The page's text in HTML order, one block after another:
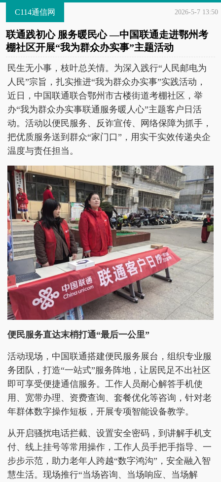
C114通信网 2026-5-7 13:50
联通践初心 服务暖民心 —中国联通走进鄂州考
棚社区开展“我为群众办实事”主题活动
民生无小事，枝叶总关情。为深入践行“人民邮电为
人民”宗旨，扎实推进“我为群众办实事”实践活动，
近日，中国联通联合鄂州市古楼街道考棚社区，举
办“我为群众办实事联通服务暖人心”主题客户日活
动。活动以便民服务、反诈宣传、网络保障为抓手，
把优质服务送到群众“家门口”，用实干实效传递央企
温度与责任担当。
便民服务直达末梢打通“最后一公里”
活动现场，中国联通搭建便民服务展台，组织专业服
务团队，打造“一站式”服务阵地，让居民足不出社区
即可享受便捷通信服务。工作人员耐心解答手机使
用、宽带办理、资费查询、套餐优化等咨询，针对老
年群体数字操作短板，开展专项智能设备教学。
从开启骚扰电话拦截、设置安全密码，到讲解手机支
付、线上挂号等常用操作，工作人员手把手指导、一
步步示范，助力老年人跨越“数字鸿沟”，安全融入智
慧生活。现场推行“当场咨询、当场响应、当场解